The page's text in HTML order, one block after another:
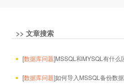
>> 文章搜索
[数据库问题]MSSQL和MYSQL有什么
[数据库问题]如何导入MSSQL备份数